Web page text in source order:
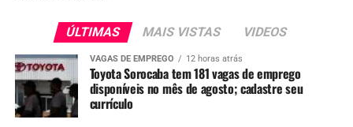
ÚLTIMAS MAIS VISTAS VIDEOS
VAGAS DE EMPREGO 12 horas atrás
Toyota Sorocaba tem 181 vagas de emprego
disponíveis no mês de agosto; cadastre seu
currículo